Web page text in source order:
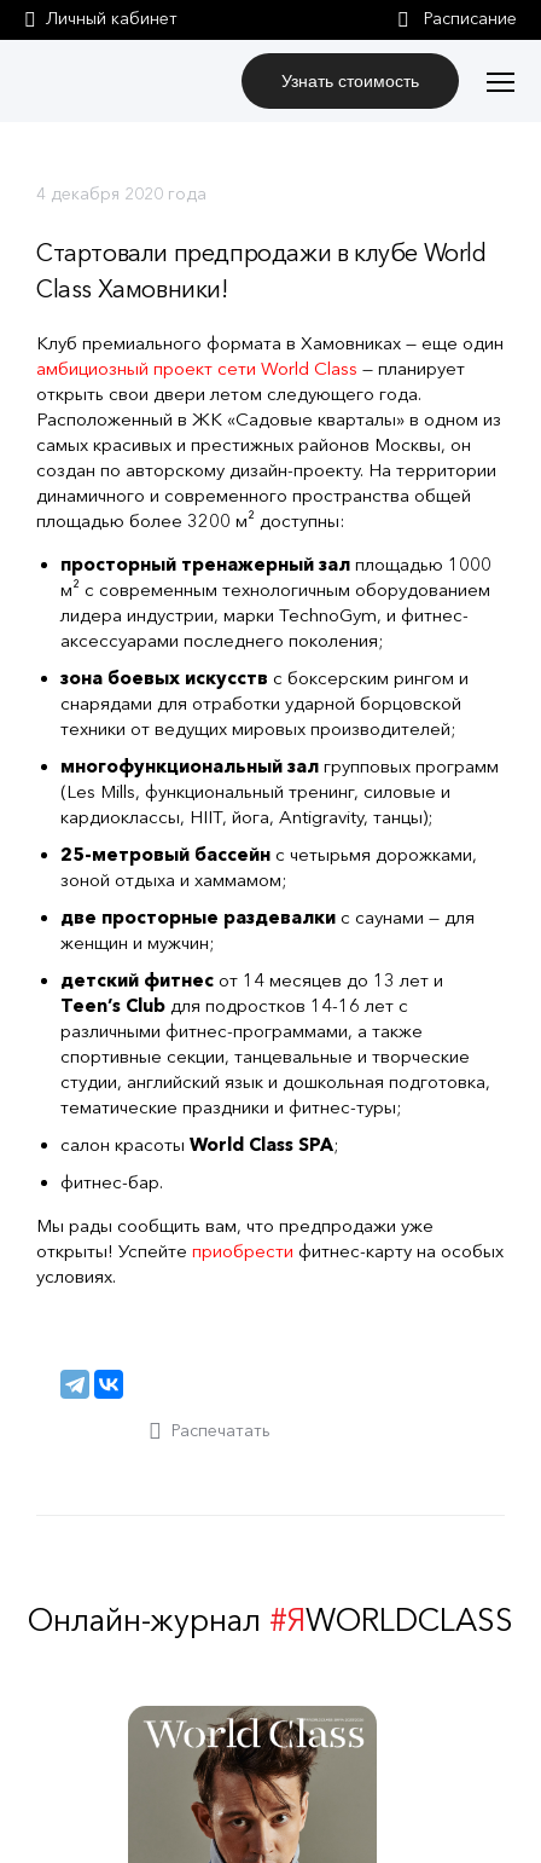
Личный кабинет
Узнать стоимость
4 декабря 2020 года
Стартовали предпродажи в клубе World
Class Хамовники!
Клуб премиального формата в Хамовниках — еще один
амбициозный проект сети World Class — планирует
открыть свои двери летом следующего года.
Расположенный в ЖК «Садовые кварталы» в одном из
самых красивых и престижных районов Москвы, он
создан по авторскому дизайн-проекту. На территории
динамичного и современного пространства общей
площадью более 3200 м² доступны:
просторный тренажерный зал площадью 1000
м² с современным технологичным оборудованием
лидера индустрии, марки TechnoGym, и фитнес-
аксессуарами последнего поколения;
зона боевых искусств с боксерским рингом и
снарядами для отработки ударной борцовской
техники от ведущих мировых производителей;
многофункциональный зал групповых программ
(Les Mills, функциональный тренинг, силовые и
кардиоклассы, HIIT, йога, Antigravity, танцы);
25-метровый бассейн с четырьмя дорожками,
зоной отдыха и хаммамом;
две просторные раздевалки с саунами — для
женщин и мужчин;
детский фитнес от 14 месяцев до 13 лет и
Teen’s Club для подростков 14-16 лет с
различными фитнес-программами, а также
спортивные секции, танцевальные и творческие
студии, английский язык и дошкольная подготовка,
тематические праздники и фитнес-туры;
салон красоты World Class SPA;
фитнес-бар.
Мы рады сообщить вам, что предпродажи уже
открыты! Успейте приобрести фитнес-карту на особых
условиях.
Распечатать
Онлайн-журнал #ЯWORLDCLASS